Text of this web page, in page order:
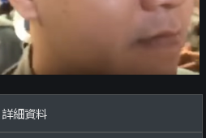
詳細資料